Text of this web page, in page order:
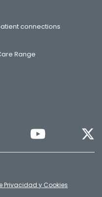
connections
Range
Privacidad y Cookies